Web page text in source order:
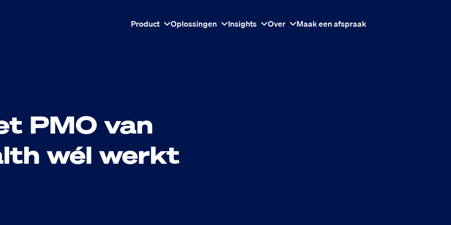
Product
Oplossingen Insights Over Maak een afspraak
PMO van
wél werkt